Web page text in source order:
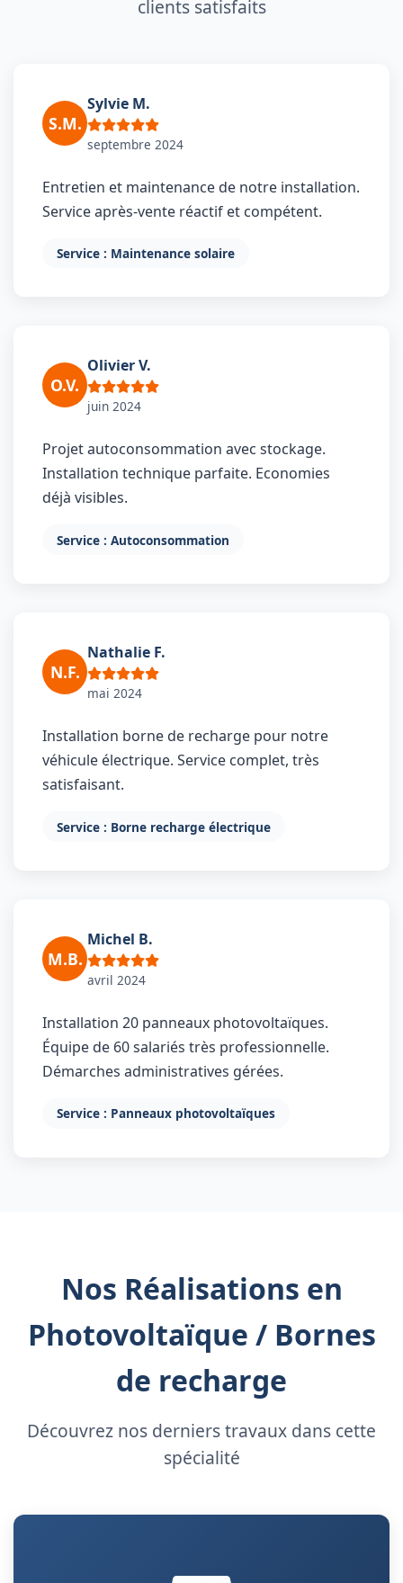
clients satisfaits
S.M.
Sylvie M.
septembre 2024
Entretien et maintenance de notre installation.
Service après-vente réactif et compétent.
Service : Maintenance solaire
O.V.
Olivier V.
juin 2024
Projet autoconsommation avec stockage.
Installation technique parfaite. Economies
déjà visibles.
Service : Autoconsommation
N.F.
Nathalie F.
mai 2024
Installation borne de recharge pour notre
véhicule électrique. Service complet, très
satisfaisant.
Service : Borne recharge électrique
M.B.
Michel B.
avril 2024
Installation 20 panneaux photovoltaïques.
Équipe de 60 salariés très professionnelle.
Démarches administratives gérées.
Service : Panneaux photovoltaïques
Nos Réalisations en
Photovoltaïque / Bornes
de recharge
Découvrez nos derniers travaux dans cette
spécialité